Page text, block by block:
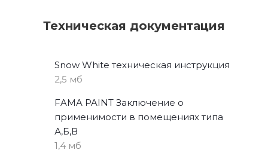
Техническая документация
Snow White техническая инструкция
2,5 мб
FAMA PAINT Заключение о
применимости в помещениях типа
А,Б,В
1,4 мб